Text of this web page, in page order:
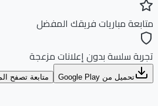
مباريات فريقك المفضل
سلسة بدون إعلانات مزعجة
تحميل من Google Play متابعة تصفح الموقع